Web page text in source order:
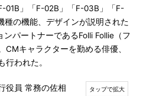
01B」「F-02B」「F-03B」「F-
の機能、デザインが説明された
パートナーであるFolli Follie（フ
CMキャラクターを勤める俳優、
行われた。
役員 常務の佐相